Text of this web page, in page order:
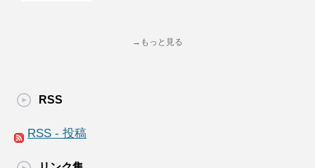
→もっと見る
RSS
RSS - 投稿